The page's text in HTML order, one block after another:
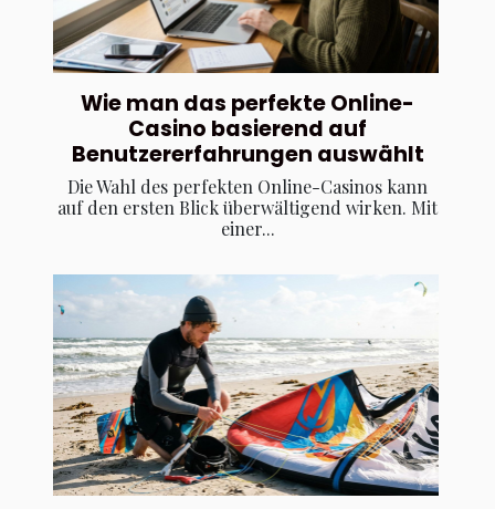
Wie man das perfekte Online-
Casino basierend auf
Benutzererfahrungen auswählt
Die Wahl des perfekten Online-Casinos kann
auf den ersten Blick überwältigend wirken. Mit
einer...